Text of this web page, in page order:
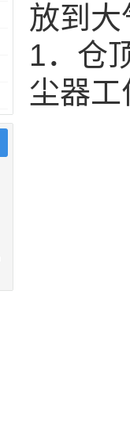
放到
1．仓
尘器